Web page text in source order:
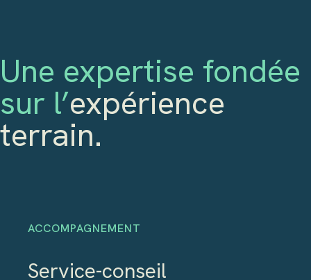
Une expertise fondée
sur l’expérience
terrain.
ACCOMPAGNEMENT
Service-conseil